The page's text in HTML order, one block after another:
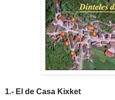
1.- El de Casa Kixket